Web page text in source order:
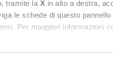
tramite la X in alto a destra,
le schede di questo
Per maggiori informazioni
Fulvio Testi, 280/6 - 20126